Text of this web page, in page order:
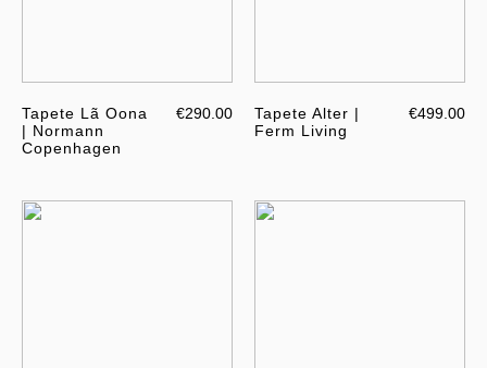
Tapete Lã Oona
| Normann
Copenhagen
€290.00
Tapete Alter |
Ferm Living
€499.00